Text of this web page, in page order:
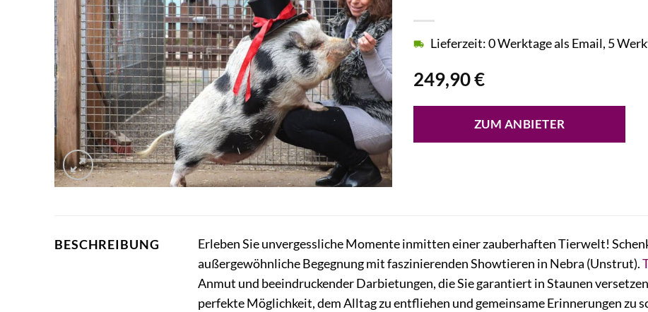
249,90€
Lieferzeit: 0 Werktage als Email, 5
ZUM ANBIETER
BESCHREIBUNG
Erleben Sie unvergessliche Momente inmitten einer zauberhaften Tierwelt!
außergewöhnliche Begegnung mit faszinierenden Showtieren in Nebra (Unstrut).
Anmut und beeindruckender Darbietungen, die Sie garantiert in Staunen
perfekte Möglichkeit, dem Alltag zu entfliehen und gemeinsame Erinnerungen zu